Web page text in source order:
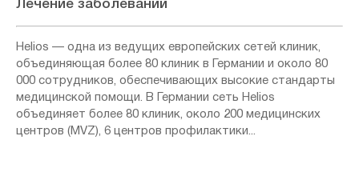
Лечение заболеваний
Helios — одна из ведущих европейских сетей клиник,
объединяющая более 80 клиник в Германии и около 80
000 сотрудников, обеспечивающих высокие стандарты
медицинской помощи. В Германии сеть Helios
объединяет более 80 клиник, около 200 медицинских
центров (MVZ), 6 центров профилактики...